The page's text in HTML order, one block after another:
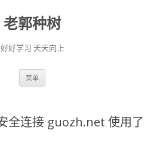
老郭种树
好好学习 天天向上
菜单
全连接 guozh.net 使用了